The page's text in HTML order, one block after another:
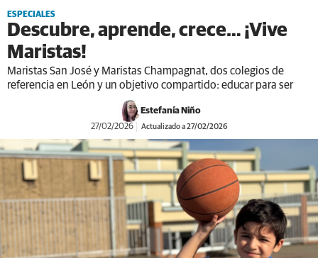
ESPECIALES
Descubre, aprende, crece… ¡Vive
Maristas!
Maristas San José y Maristas Champagnat, dos colegios de
referencia en León y un objetivo compartido: educar para ser
Estefanía Niño
27/02/2026 Actualizado a 27/02/2026